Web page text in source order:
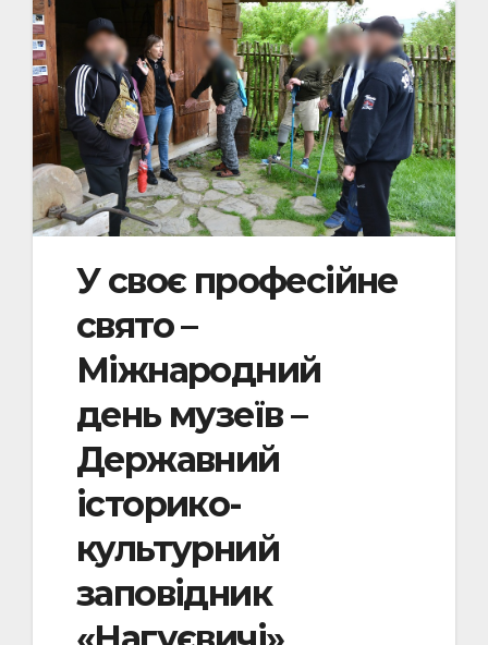
У своє професійне
свято –
Міжнародний
день музеїв –
Державний
історико-
культурний
заповідник